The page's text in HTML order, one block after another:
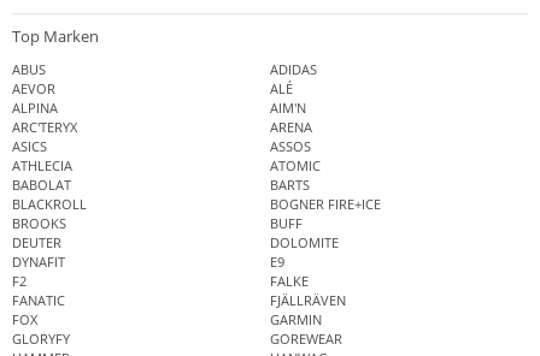
Top Marken
ABUS
ADIDAS
AEVOR
ALÉ
ALPINA
AIM'N
ARC'TERYX
ARENA
ASICS
ASSOS
ATHLECIA
ATOMIC
BABOLAT
BARTS
BLACKROLL
BOGNER FIRE+ICE
BROOKS
BUFF
DEUTER
DOLOMITE
DYNAFIT
E9
F2
FALKE
FANATIC
FJÄLLRÄVEN
FOX
GARMIN
GLORYFY
GOREWEAR